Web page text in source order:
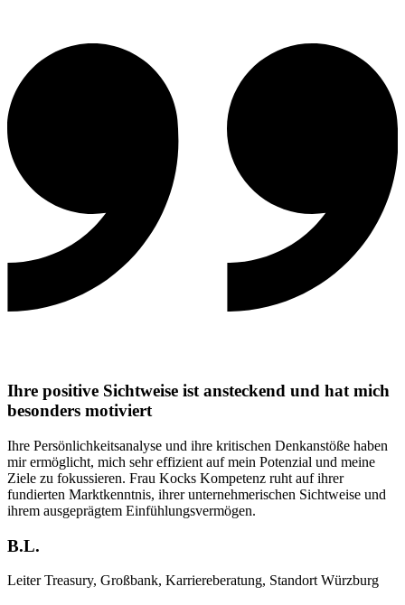
Ihre positive Sichtweise ist ansteckend und hat mich
besonders motiviert
Ihre Persönlichkeitsanalyse und ihre kritischen Denkanstöße haben
mir ermöglicht, mich sehr effizient auf mein Potenzial und meine
Ziele zu fokussieren. Frau Kocks Kompetenz ruht auf ihrer
fundierten Marktkenntnis, ihrer unternehmerischen Sichtweise und
ihrem ausgeprägtem Einfühlungsvermögen.
B.L.
Leiter Treasury, Großbank, Karriereberatung, Standort Würzburg